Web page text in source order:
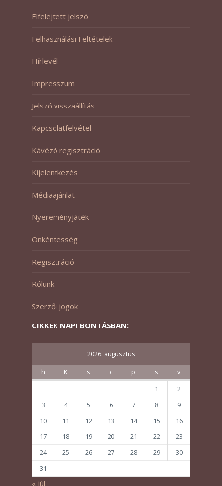
Elfelejtett jelszó
Felhasználási Feltételek
Hírlevél
Impresszum
Jelszó visszaállítás
Kapcsolatfelvétel
Kávézó regisztráció
Kijelentkezés
Médiaajánlat
Nyereményjáték
Önkéntesség
Regisztráció
Rólunk
Szerzői jogok
CIKKEK NAPI BONTÁSBAN:
2026. augusztus
h K s c p s
v
1
2
3
4 5 6 7 8
9
10
11 12 13 14 15
16
17
18 19 20 21 22
23
24
25 26 27 28 29
30
31
« júl